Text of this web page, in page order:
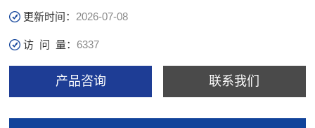
更新时间： 2026-07-08
访 问 量：6337
产品咨询 联系我们